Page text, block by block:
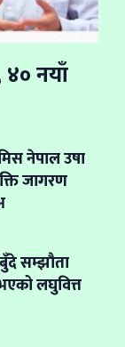
४० नयाँ
नेपाल उषा
जागरण
सम्झौता
लघुवित्त